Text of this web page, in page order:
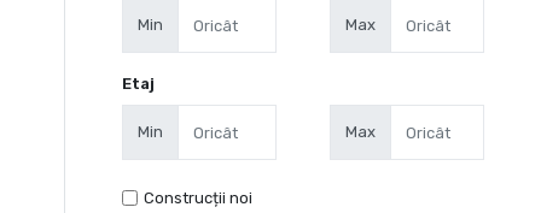
Min Max
Etaj
Min Max
Construcții noi